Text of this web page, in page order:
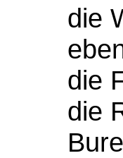
die
die
die